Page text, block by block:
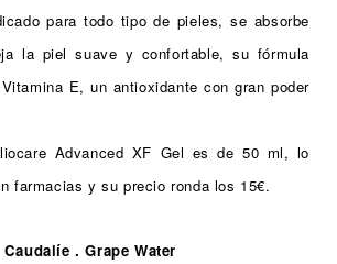
para todo tipo de pieles, se absorbe
la piel suave y confortable, su fórmula
E, un antioxidante con gran poder
Advanced XF Gel es de 50 ml, lo
farmacias y su precio ronda los 15€.
Caudalíe . Grape Water